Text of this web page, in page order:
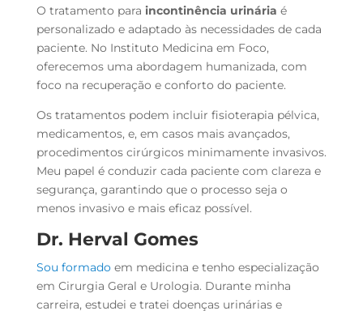
O tratamento para incontinência urinária é
personalizado e adaptado às necessidades de cada
paciente. No Instituto Medicina em Foco,
oferecemos uma abordagem humanizada, com
foco na recuperação e conforto do paciente.
Os tratamentos podem incluir fisioterapia pélvica,
medicamentos, e, em casos mais avançados,
procedimentos cirúrgicos minimamente invasivos.
Meu papel é conduzir cada paciente com clareza e
segurança, garantindo que o processo seja o
menos invasivo e mais eficaz possível.
Dr. Herval Gomes
Sou formadoem medicina e tenho especialização
em Cirurgia Geral e Urologia. Durante minha
carreira, estudei e tratei doenças urinárias e